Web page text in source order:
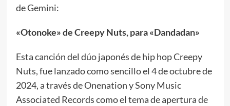
de Gemini:
«Otonoke» de Creepy Nuts, para «Dandadan»
Esta canción del dúo japonés de hip hop Creepy
Nuts, fue lanzado como sencillo el 4 de octubre de
2024, a través de Onenation y Sony Music
Associated Records como el tema de apertura de